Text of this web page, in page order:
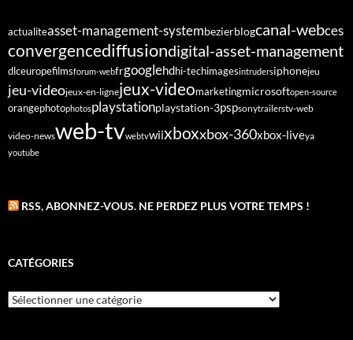
actualiteasset-management-systembezierblogcanal-webces
convergencediffusiondigital-asset-management
dlceuropefilmsforum-webfrgooglehdhi-techimagesintrudersiphonejeu
jeu-videojeux-en-lignejeux-videomarketingmicrosoftopen-source
orangephotophotosplaystationplaystation-3pspsonytrailerstv-web
video-newsweb-tvwebtvwiixboxxbox-360xbox-liveya
youtube
RSS, ABONNEZ-VOUS. NE PERDEZ PLUS VOTRE TEMPS !
CATÉGORIES
Catégories